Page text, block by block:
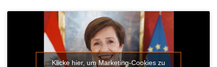
Klicke hier, um Marketing-Cookies zu